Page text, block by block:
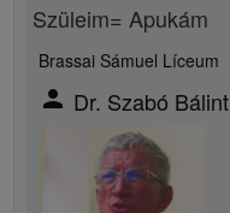
Szüleim= Apukám
Brassai Sámuel Líceum
person Dr. Szabó Bálint